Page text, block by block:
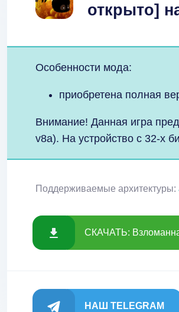
открыто]
Особенности мода:
приобретена полная
Внимание! Данная игра
v8a). На устройство с 32-х
Поддерживаемые архитектуры:
СКАЧАТЬ:
НАШ TELEGRAM